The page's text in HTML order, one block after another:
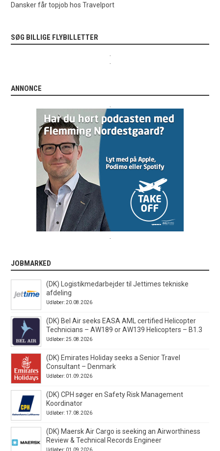
Dansker får topjob hos Travelport
SØG BILLIGE FLYBILLETTER
ANNONCE
JOBMARKED
(DK) Logistikmedarbejder til Jettimes tekniske
afdeling
Udløber: 20.08.2026
(DK) Bel Air seeks EASA AML certified Helicopter
Technicians – AW189 or AW139 Helicopters – B1.3
Udløber: 25.08.2026
(DK) Emirates Holiday seeks a Senior Travel
Consultant – Denmark
Udløber: 01.09.2026
(DK) CPH søger en Safety Risk Management
Koordinator
Udløber: 17.08.2026
(DK) Maersk Air Cargo is seeking an Airworthiness
Review & Technical Records Engineer
Udløber: 01.09.2026